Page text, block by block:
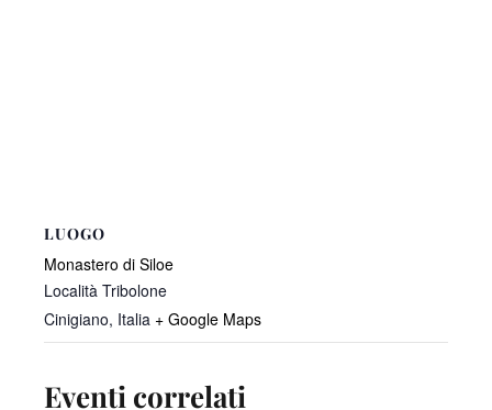
LUOGO
Monastero di Siloe
Località Tribolone
Cinigiano, Italia + Google Maps
Eventi correlati